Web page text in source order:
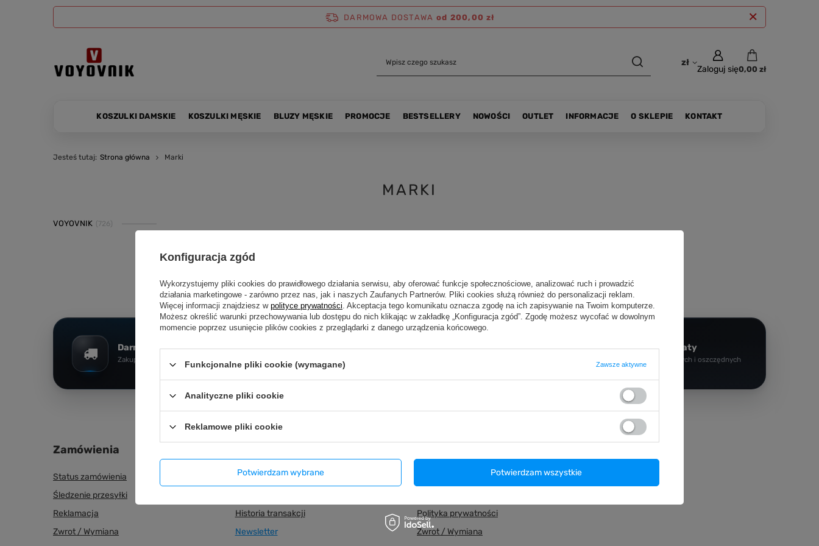
DARMOWA DOSTAWA od 200,00 zł
zł
Zaloguj się0,00 zł
KOSZULKI DAMSKIE KOSZULKI MĘSKIE BLUZY MĘSKIE PROMOCJE BESTSELLERY NOWOŚCI OUTLET INFORMACJE O SKLEPIE KONTAKT
Jesteś tutaj: Strona główna Marki
MARKI
VOYOVNIK (726)
Darmowy transport
Zakupy za min. 200 zł
Bezpieczne zakupy
Dbamy o Twoje prawa
Paczkomaty
Dla wygodnych i oszczędnych
Zamówienia
Status zamówienia
Śledzenie przesyłki
Reklamacja
Zwrot / Wymiana
Zarejestruj się
Historia transakcji
Newsletter
Informacje o sklepie
Polityka prywatności
Zwrot / Wymiana
Konfiguracja zgód
Wykorzystujemy pliki cookies do prawidłowego działania serwisu, aby oferować funkcje społecznościowe, analizować ruch i prowadzić
działania marketingowe - zarówno przez nas, jak i naszych Zaufanych Partnerów. Pliki cookies służą również do personalizacji reklam.
Więcej informacji znajdziesz w polityce prywatności. Akceptacja tego komunikatu oznacza zgodę na ich zapisywanie na Twoim komputerze.
Możesz określić warunki przechowywania lub dostępu do nich klikając w zakładkę „Konfiguracja zgód”. Zgodę możesz wycofać w dowolnym
momencie poprzez usunięcie plików cookies z przeglądarki z danego urządzenia końcowego.
Funkcjonalne pliki cookie (wymagane) Zawsze aktywne
Analityczne pliki cookie
Reklamowe pliki cookie
Potwierdzam wybrane Potwierdzam wszystkie